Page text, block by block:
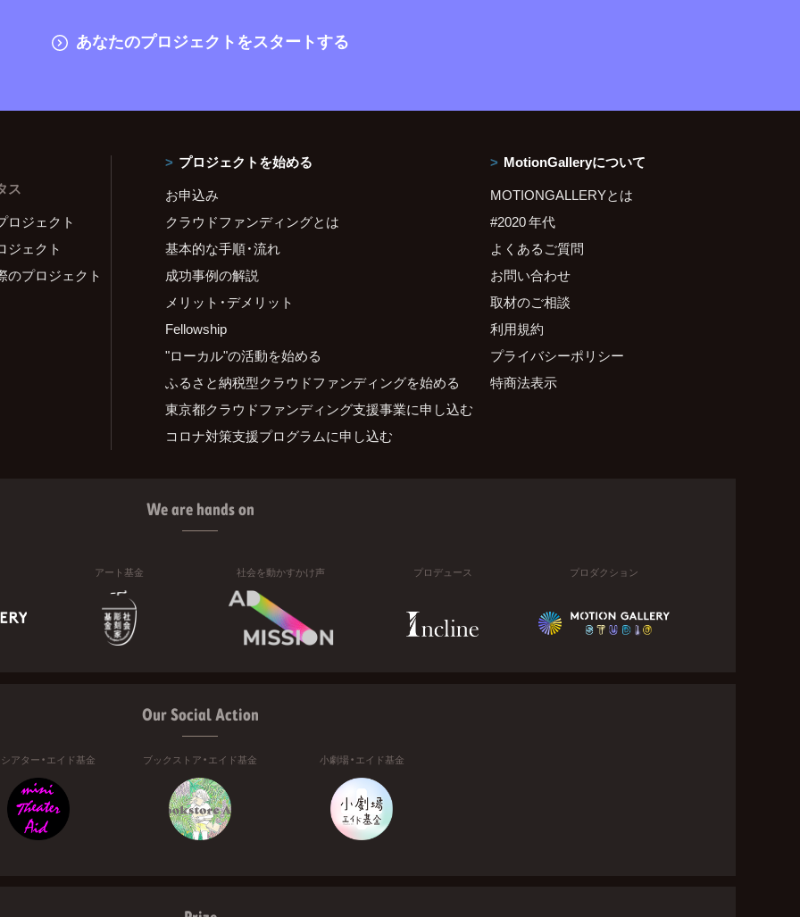
あなたのプロジェクトをスタートする
ス
ロジェクト
ジェクト
のプロジェクト
プロジェクトを始める
お申込み
クラウドファンディングとは
基本的な手順・流れ
成功事例の解説
メリット・デメリット
Fellowship
"ローカル"の活動を始める
ふるさと納税型クラウドファンディングを始める
東京都クラウドファンディング支援事業に申し込む
コロナ対策支援プログラムに申し込む
MotionGalleryについて
MOTIONGALLERYとは
#2020 年代
よくあるご質問
お問い合わせ
取材のご相談
利用規約
プライバシーポリシー
特商法表示
We are hands on
アート基金 社会を動かすかけ声 プロデュース プロダクション
Our Social Action
アター・エイド基金 ブックストア・エイド基金 小劇場・エイド基金